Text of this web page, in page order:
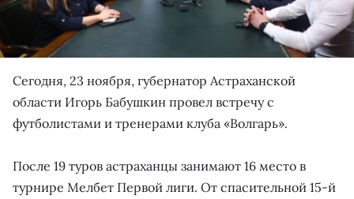
Сегодня, 23 ноября, губернатор Астраханской
области Игорь Бабушкин провел встречу с
футболистами и тренерами клуба «Волгарь».
После 19 туров астраханцы занимают 16 место в
турнире Мелбет Первой лиги. От спасительной 15-й